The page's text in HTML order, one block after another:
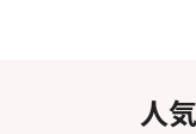
人